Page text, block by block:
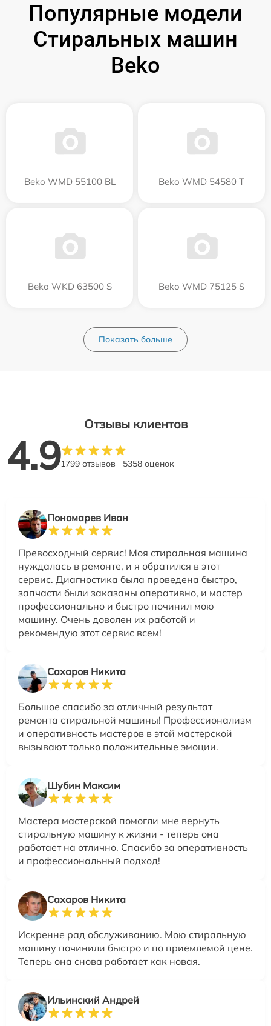
Популярные модели
Стиральных машин
Beko
Beko WMD 55100 BL Beko WMD 54580 T
Beko WKD 63500 S Beko WMD 75125 S
Показать больше
Отзывы клиентов
4.91799 отзывов 5358 оценок
Пономарев Иван
Превосходный сервис! Моя стиральная машина
нуждалась в ремонте, и я обратился в этот
сервис. Диагностика была проведена быстро,
запчасти были заказаны оперативно, и мастер
профессионально и быстро починил мою
машину. Очень доволен их работой и
рекомендую этот сервис всем!
Сахаров Никита
Большое спасибо за отличный результат
ремонта стиральной машины! Профессионализм
и оперативность мастеров в этой мастерской
вызывают только положительные эмоции.
Шубин Максим
Мастера мастерской помогли мне вернуть
стиральную машину к жизни - теперь она
работает на отлично. Спасибо за оперативность
и профессиональный подход!
Сахаров Никита
Искренне рад обслуживанию. Мою стиральную
машину починили быстро и по приемлемой цене.
Теперь она снова работает как новая.
Ильинский Андрей